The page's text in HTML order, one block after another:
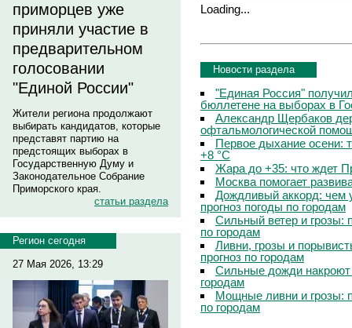
приморцев уже
приняли участие в
предварительном
голосовании
"Единой России"
Жители региона продолжают
выбирать кандидатов, которые
представят партию на
предстоящих выборах в
Государственную Думу и
Законодательное Собрание
Приморского края.
статьи раздела
Регион сегодня
27 Мая 2026, 13:29
Loading...
Новости раздела
"Единая Россия"
бюллетене на выборах в
Александр Щербаков
офтальмологической
Первое дыхание осени:
+8 °C
Жара до +35: что ждет
Москва помогает
Дождливый аккорд: чем
прогноз погоды по городам
Сильный ветер и грозы:
по городам
Ливни, грозы и
прогноз по городам
Сильные дожди
городам
Мощные ливни и грозы:
по городам